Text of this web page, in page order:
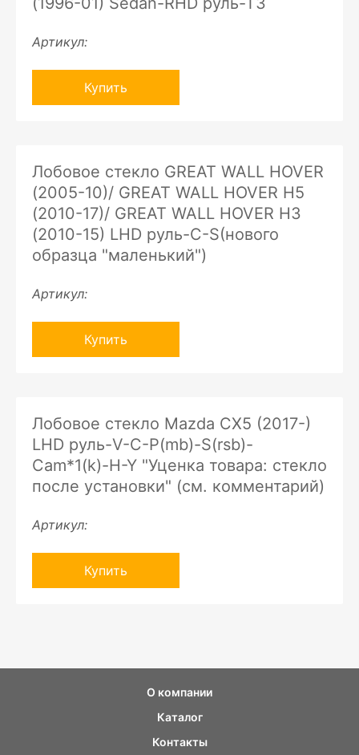
Артикул:
Купить
Лобовое стекло GREAT WALL HOVER
(2005-10)/ GREAT WALL HOVER H5
(2010-17)/ GREAT WALL HOVER H3
(2010-15) LHD руль-C-S(нового
образца "маленький")
Артикул:
Купить
Лобовое стекло Mazda CX5 (2017-)
LHD руль-V-C-P(mb)-S(rsb)-
Cam*1(k)-H-Y "Уценка товара: стекло
после установки" (см. комментарий)
Артикул:
Купить
О компании
Каталог
Контакты